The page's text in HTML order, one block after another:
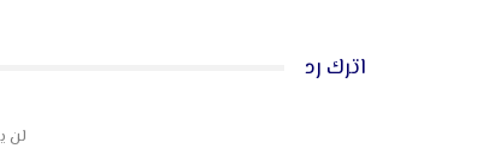
اترك رد
لن